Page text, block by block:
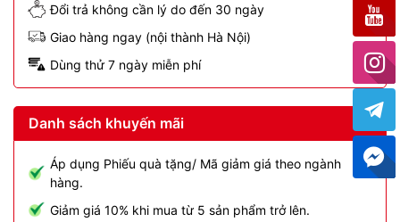
Đổi trả không cần lý do đến 30 ngày
Giao hàng ngay (nội thành Hà Nội)
Dùng thử 7 ngày miễn phí
Danh sách khuyến mãi
Áp dụng Phiếu quà tặng/ Mã giảm giá theo ngành
hàng.
Giảm giá 10% khi mua từ 5 sản phẩm trở lên.